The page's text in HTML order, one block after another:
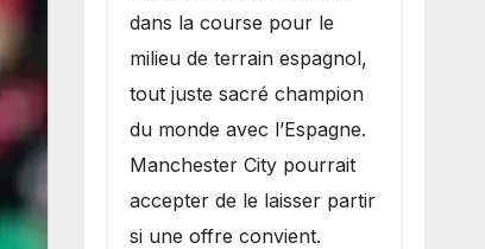
dans la course pour le
milieu de terrain espagnol,
tout juste sacré champion
du monde avec l’Espagne.
Manchester City pourrait
accepter de le laisser partir
si une offre convient.